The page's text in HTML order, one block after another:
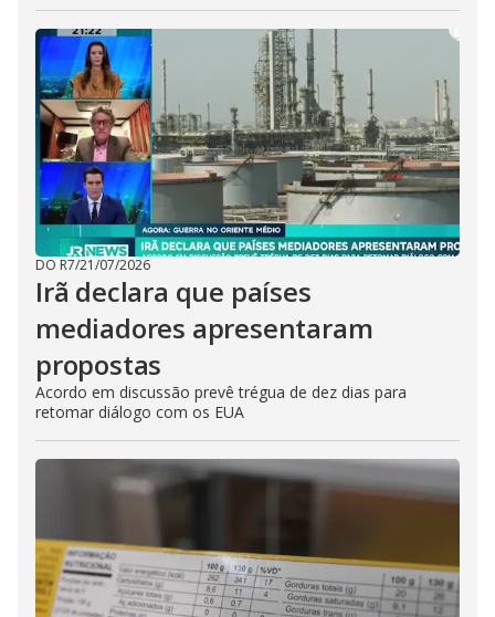
DO R7/21/07/2026
Irã declara que países
mediadores apresentaram
propostas
Acordo em discussão prevê trégua de dez dias para
retomar diálogo com os EUA